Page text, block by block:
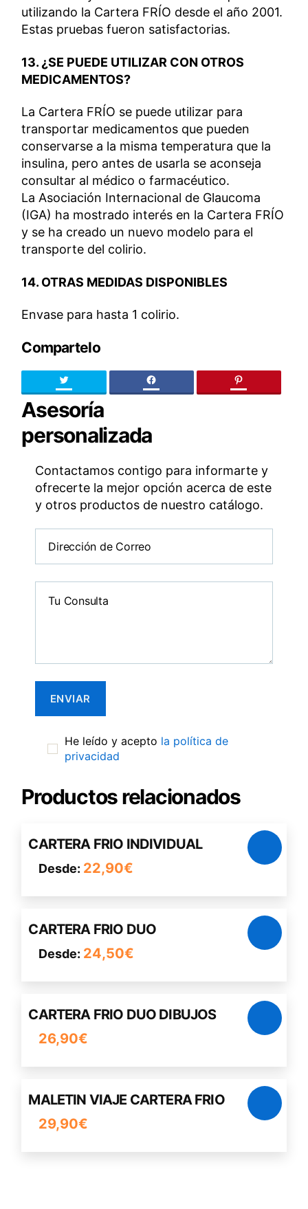
utilizando la Cartera FRÍO desde el año 2001.
Estas pruebas fueron satisfactorias.
13. ¿SE PUEDE UTILIZAR CON OTROS
MEDICAMENTOS?
La Cartera FRÍO se puede utilizar para
transportar medicamentos que pueden
conservarse a la misma temperatura que la
insulina, pero antes de usarla se aconseja
consultar al médico o farmacéutico.
La Asociación Internacional de Glaucoma
(IGA) ha mostrado interés en la Cartera FRÍO
y se ha creado un nuevo modelo para el
transporte del colirio.
14. OTRAS MEDIDAS DISPONIBLES
Envase para hasta 1 colirio.
Compartelo
Twitter facebook pinteres
Asesoría
personalizada
Contactamos contigo para informarte y
ofrecerte la mejor opción acerca de este
y otros productos de nuestro catálogo.
He leído y acepto la política de
privacidad
Productos relacionados
CARTERA FRIO INDIVIDUAL
Desde: 22,90€
Este
tiene
Las
se
en
página
CARTERA FRIO DUO
Desde: 24,50€
Este
tiene
Las
se
en
página
CARTERA FRIO DUO DIBUJOS
26,90€
MALETIN VIAJE CARTERA FRIO
29,90€